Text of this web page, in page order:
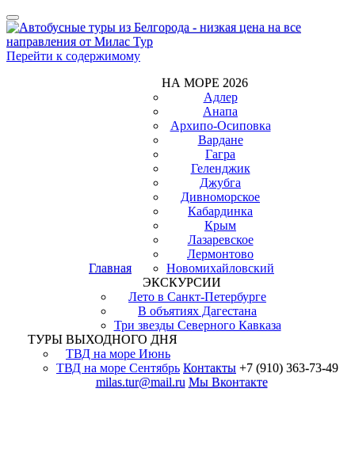
Показать/
Скрыть
навигацию
Перейти к содержимому
Главная
НА МОРЕ 2026
Адлер
Анапа
Архипо-Осиповка
Вардане
Гагра
Геленджик
Джубга
Дивноморское
Кабардинка
Крым
Лазаревское
Лермонтово
Новомихайловский
ЭКСКУРСИИ
Лето в Санкт-Петербурге
В объятиях Дагестана
Три звезды Северного Кавказа
ТУРЫ ВЫХОДНОГО ДНЯ
ТВД на море Июнь
ТВД на море Сентябрь Контакты +7 (910) 363-73-49
milas.tur@mail.ru Мы Вконтакте